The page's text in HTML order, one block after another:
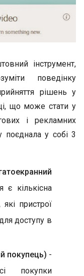
інструмент,
поведінку
рішень у
що може стати у
і рекламних
поєднала у собі 3
кількісна
пристрої
доступу в
покупець) -
покупки